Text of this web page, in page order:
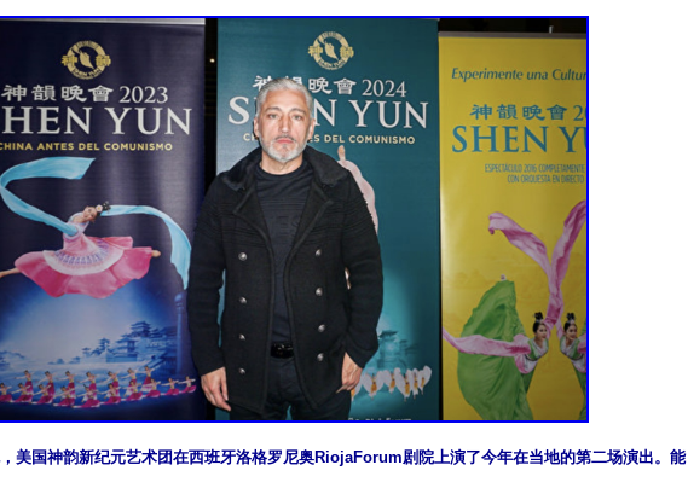
美国神韵新纪元艺术团在西班牙洛格罗尼奥RiojaForum剧院上演了今年在当地的第二场演出。能